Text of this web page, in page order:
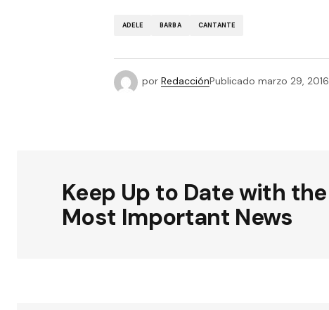
ADELE BARBA CANTANTE
por RedacciónPublicado marzo 29, 2016
Keep Up to Date with the
Most Important News